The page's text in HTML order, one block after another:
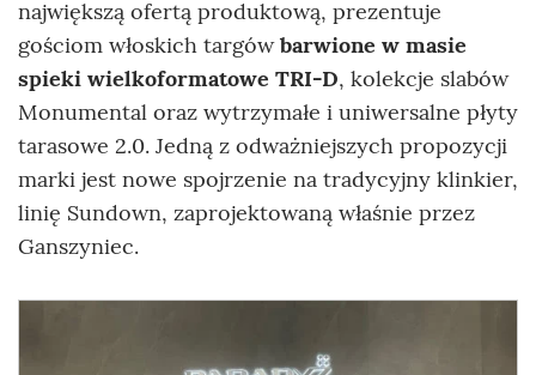
największą ofertą produktową, prezentuje
gościom włoskich targówbarwione w masie
spieki wielkoformatowe TRI-D, kolekcje slabów
Monumental oraz wytrzymałe i uniwersalne płyty
tarasowe 2.0. Jedną z odważniejszych propozycji
marki jest nowe spojrzenie na tradycyjny klinkier,
linię Sundown, zaprojektowaną właśnie przez
Ganszyniec.